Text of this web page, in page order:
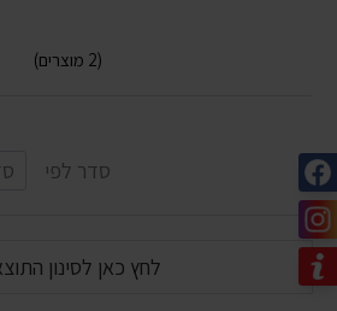
(2 מוצרים)
סדר לפי
לחץ כאן לסינון